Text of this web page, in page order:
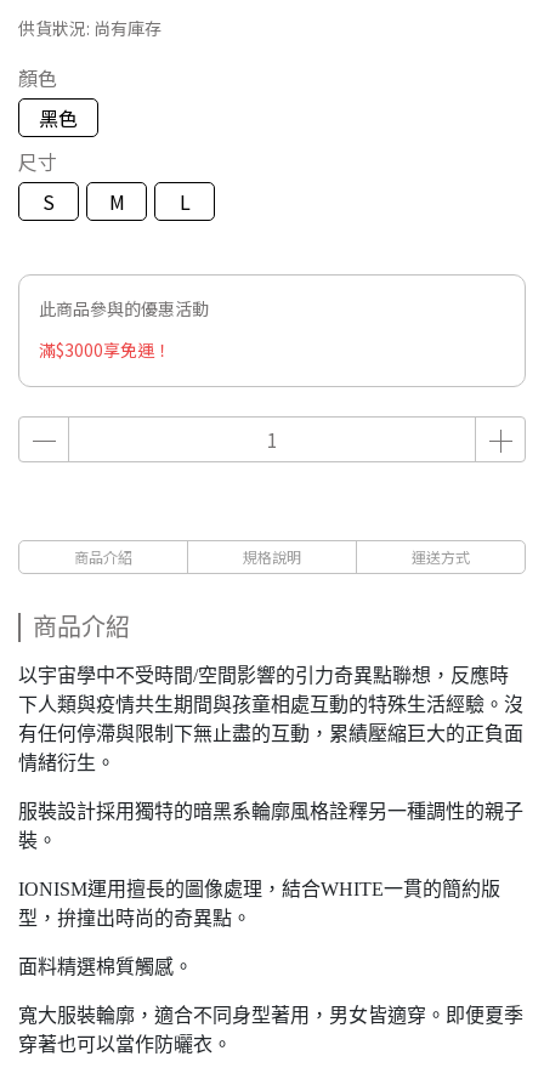
供貨狀況: 尚有庫存
顏色
黑色
尺寸
S
M L
此商品參與的優惠活動
滿$3000享免運！
商品介紹 規格說明 運送方式
商品介紹
以宇宙學中不受時間/空間影響的引力奇異點聯想，反應時
下人類與疫情共生期間與孩童相處互動的特殊生活經驗。沒
有任何停滯與限制下無止盡的互動，累績壓縮巨大的正負面
情緒衍生。
服裝設計採用獨特的暗黑系輪廓風格詮釋另一種調性的親子
裝。
IONISM運用擅長的圖像處理，結合WHITE一貫的簡約版
型，拚撞出時尚的奇異點。
面料精選棉質觸感。
寬大服裝輪廓，適合不同身型著用，男女皆適穿。即便夏季
穿著也可以當作防曬衣。